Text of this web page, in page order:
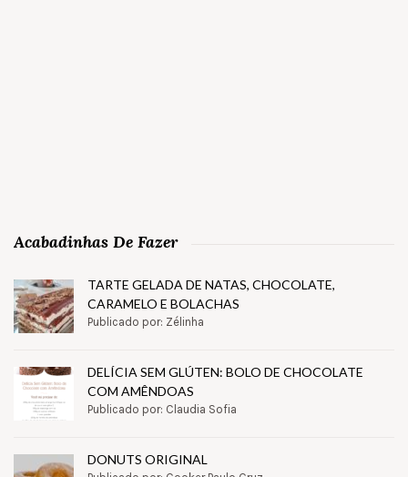
Acabadinhas De Fazer
TARTE GELADA DE NATAS, CHOCOLATE,
CARAMELO E BOLACHAS
Publicado por: Zélinha
DELÍCIA SEM GLÚTEN: BOLO DE CHOCOLATE
COM AMÊNDOAS
Publicado por: Claudia Sofia
DONUTS ORIGINAL